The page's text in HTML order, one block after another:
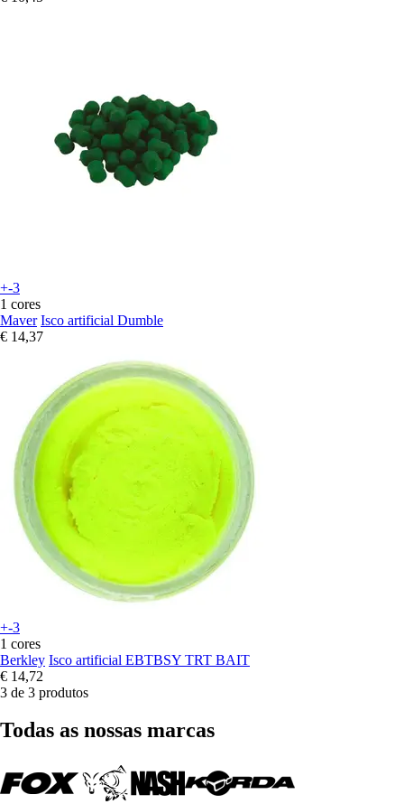
+-3
1 cores
Maver Isco artificial Dumble
€ 14,37
+-3
1 cores
Berkley Isco artificial EBTBSY TRT BAIT
€ 14,72
3 de 3 produtos
Todas as nossas marcas